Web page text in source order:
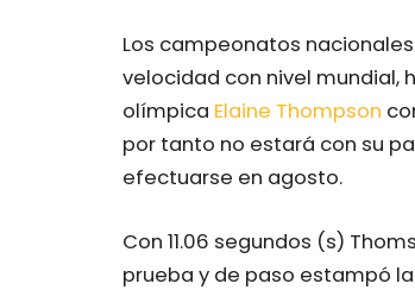
Los campeonatos
velocidad con nivel mundial,
olímpica Elaine Thompson
por tanto no estará con su
efectuarse en agosto.
Con 11.06 segundos (s)
prueba y de paso estampó